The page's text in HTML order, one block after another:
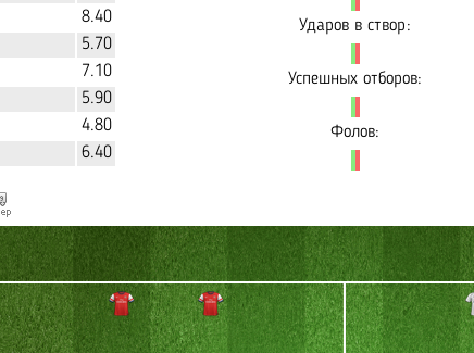
8.40
5.70
7.10
5.90
4.80
6.40
Ударов в створ:
Успешных отборов:
Фолов: